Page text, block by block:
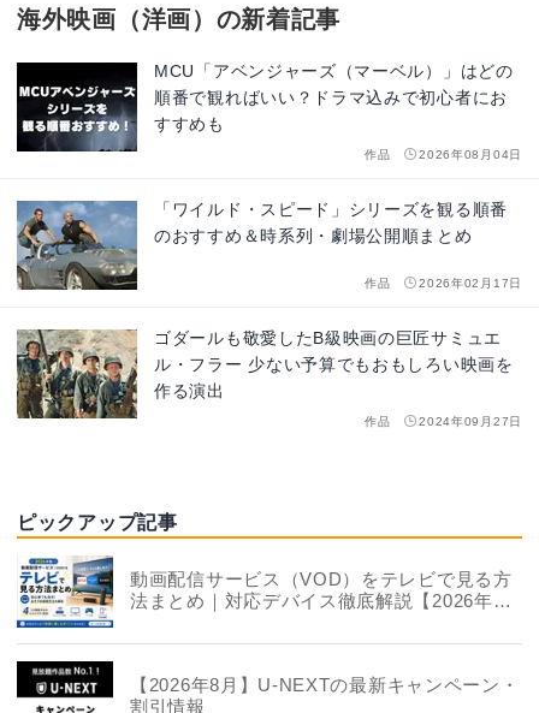
海外映画（洋画）の新着記事
MCU「アベンジャーズ（マーベル）」はどの
順番で観ればいい？ドラマ込みで初心者にお
すすめも
作品 2026年08月04日
「ワイルド・スピード」シリーズを観る順番
のおすすめ＆時系列・劇場公開順まとめ
作品 2026年02月17日
ゴダールも敬愛したB級映画の巨匠サミュエ
ル・フラー 少ない予算でもおもしろい映画を
作る演出
作品 2024年09月27日
ピックアップ記事
動画配信サービス（VOD）をテレビで見る方
法まとめ｜対応デバイス徹底解説【2026年
【2026年8月】U-NEXTの最新キャンペーン・
割引情報